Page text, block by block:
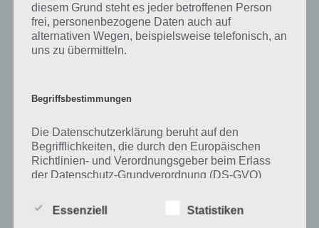
Auf WhatsApp teilen Teilen auf Facebook
Tweet auf Twitter
diesem Grund steht es jeder betroffenen Person
frei, personenbezogene Daten auch auf
alternativen Wegen, beispielsweise telefonisch, an
uns zu übermitteln.
Begriffsbestimmungen
Die Datenschutzerklärung beruht auf den
Begrifflichkeiten, die durch den Europäischen
Richtlinien- und Verordnungsgeber beim Erlass
der Datenschutz-Grundverordnung (DS-GVO)
soll sowohl für die Öffentlichkeit als auch für
unsere Kunden und Geschäftspartner einfach
Essenziell Statistiken